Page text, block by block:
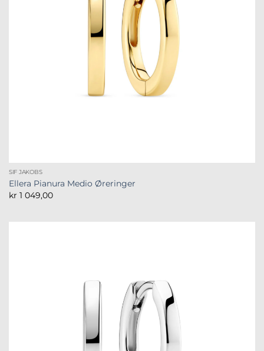
SIF JAKOBS
Ellera Pianura Medio Øreringer
kr 1 049,00